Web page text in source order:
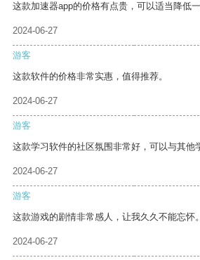
这款加速器app的价格有点贵，可以适当降低
2024-06-27
游客
这款软件的价格非常实惠，值得推荐。
2024-06-27
游客
这款学习软件的社区氛围非常好，可以与其他
2024-06-27
游客
这款游戏的剧情非常感人，让我久久不能忘怀。
2024-06-27